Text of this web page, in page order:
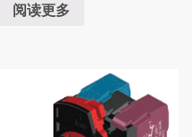
阅读更多